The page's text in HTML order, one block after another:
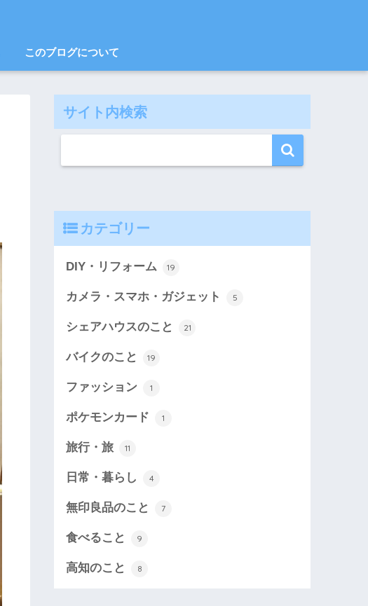
このブログについて
サイト内検索
カテゴリー
DIY・リフォーム 19
カメラ・スマホ・ガジェット 5
シェアハウスのこと 21
バイクのこと 19
ファッション 1
ポケモンカード 1
旅行・旅 11
日常・暮らし 4
無印良品のこと 7
食べること 9
高知のこと 8